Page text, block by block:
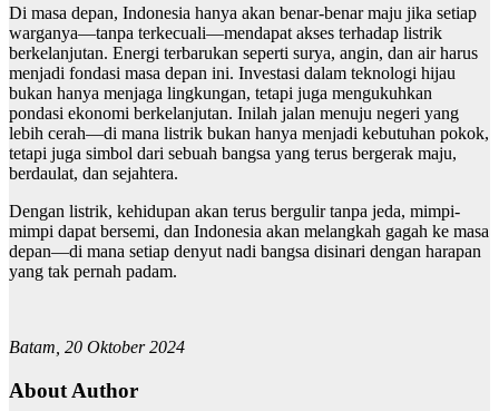
Di masa depan, Indonesia hanya akan benar-benar maju jika setiap
warganya—tanpa terkecuali—mendapat akses terhadap listrik
berkelanjutan. Energi terbarukan seperti surya, angin, dan air harus
menjadi fondasi masa depan ini. Investasi dalam teknologi hijau
bukan hanya menjaga lingkungan, tetapi juga mengukuhkan
pondasi ekonomi berkelanjutan. Inilah jalan menuju negeri yang
lebih cerah—di mana listrik bukan hanya menjadi kebutuhan pokok,
tetapi juga simbol dari sebuah bangsa yang terus bergerak maju,
berdaulat, dan sejahtera.
Dengan listrik, kehidupan akan terus bergulir tanpa jeda, mimpi-
mimpi dapat bersemi, dan Indonesia akan melangkah gagah ke masa
depan—di mana setiap denyut nadi bangsa disinari dengan harapan
yang tak pernah padam.
Batam, 20 Oktober 2024
About Author